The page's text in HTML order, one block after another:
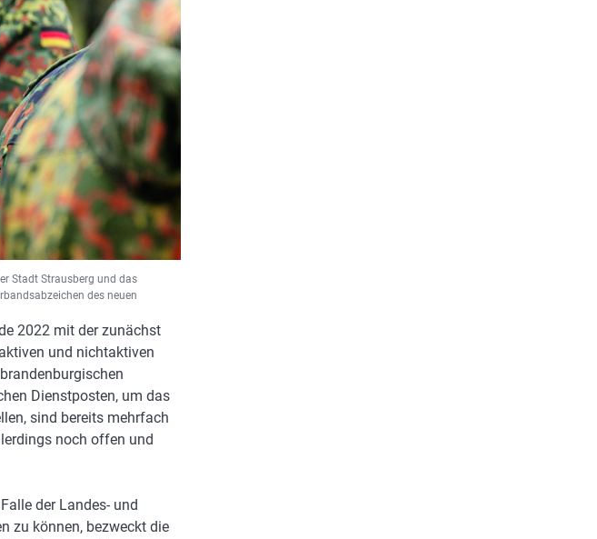
Stadt Strausberg und das
des neuen
2022 mit der zunächst
und nichtaktiven
Dienstposten, um das
sind bereits mehrfach
noch offen und
der Landes- und
zu können, bezweckt die